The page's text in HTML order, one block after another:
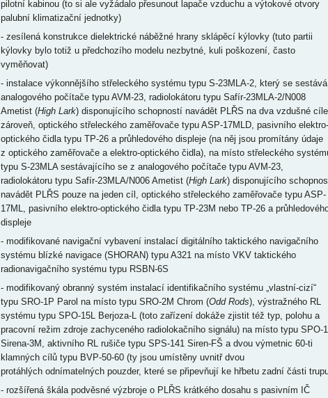
pilotní kabinou (to si ale vyžádalo přesunout lapače vzduchu a výtokové otvory
palubní klimatizační jednotky)
- zesílená konstrukce dielektrické náběžné hrany sklápěcí kýlovky (tuto partii
kýlovky bylo totiž u předchozího modelu nezbytné, kuli poškození, často
vyměňovat)
- instalace výkonnějšího střeleckého systému typu S-23MLA-2, který se
analogového počítače typu AVM-23, radiolokátoru typu Safír-23MLA-2/N008
Ametist (High Lark) disponujícího schopností navádět PLŘS na dva vzdušné cíle
zároveň, optického střeleckého zaměřovače typu ASP-17MLD, pasivního elektro-
optického čidla typu TP-26 a průhledového displeje (na něj jsou promítány údaje
z optického zaměřovače a elektro-optického čidla), na místo střeleckého
typu S-23MLA sestávajícího se z analogového počítače typu AVM-23,
radiolokátoru typu Safír-23MLA/N006 Ametist (High Lark) disponujícího
navádět PLŘS pouze na jeden cíl, optického střeleckého zaměřovače typu ASP-
17ML, pasivního elektro-optického čidla typu TP-23M nebo TP-26 a
displeje
- modifikované navigační vybavení instalací digitálního taktického navigačního
systému blízké navigace (SHORAN) typu A321 na místo VKV taktického
radionavigačního systému typu RSBN-6S
- modifikovaný obranný systém instalací identifikačního systému „vlastní-cizí“
typu SRO-1P Parol na místo typu SRO-2M Chrom (Odd Rods), výstražného RL
systému typu SPO-15L Berjoza-L (toto zařízení dokáže zjistit též typ, polohu a
pracovní režim zdroje zachyceného radiolokačního signálu) na místo typu SPO-
Sirena-3M, aktivního RL rušiče typu SPS-141 Siren-FŠ a dvou výmetnic 60-ti
klamných cílů typu BVP-50-60 (ty jsou umístěny uvnitř dvou
protáhlých odnímatelných pouzder, které se připevňují ke hřbetu zadní části
- rozšířená škála podvěsné výzbroje o PLŘS krátkého dosahu s pasivním IČ